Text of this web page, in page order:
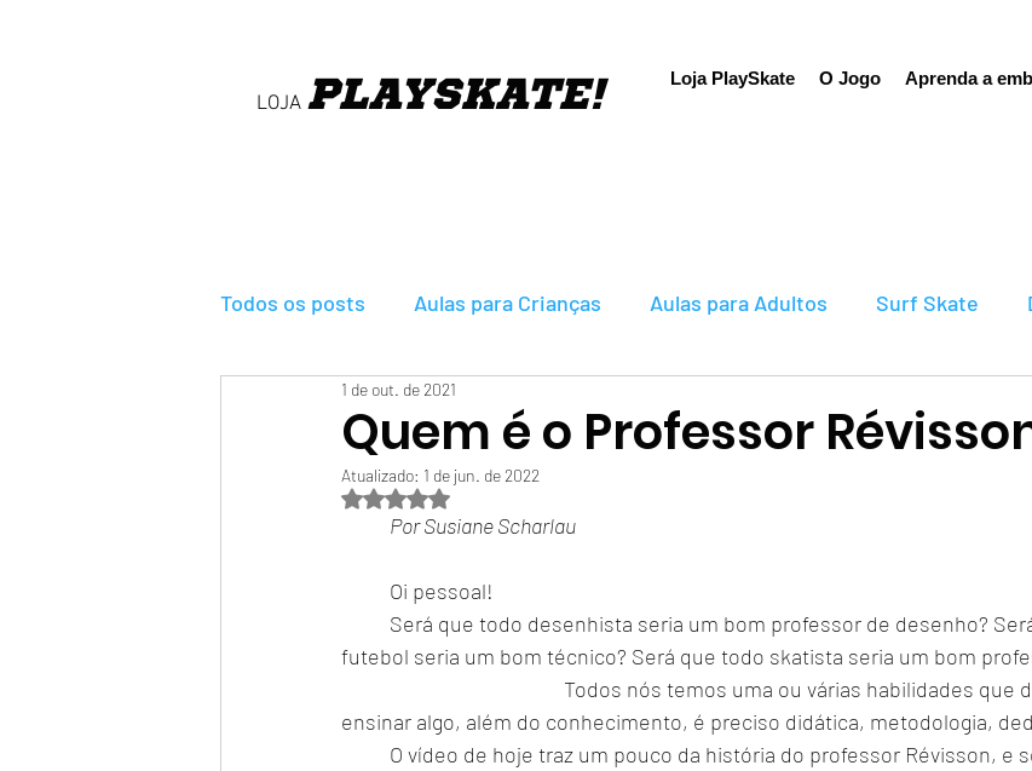
LOJA PLAYSKATE! Loja PlaySkate O Jogo Aprenda a
Todos os posts Aulas para Crianças Aulas para Adultos Surf Skate
Jogo PlaySkate
Quem é o Professor
1 de out. de 2021
Atualizado: 1 de jun. de 2022
Avaliado com NaN de 5 estrelas.
Por Susiane Scharlau
	Oi pessoal!
futebol seria um bom técnico? Será que todo skatista seria um bom
ensinar algo, além do conhecimento, é preciso didática, metodologia,